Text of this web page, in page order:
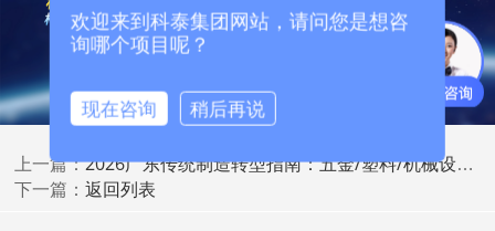
工业用地指标中予以优先统筹。投资规模较大的先进制造项
目，可纳入省级重点项目清单，实行用地指标单列保障。部
分地市对技术领先且用地集约的省级重点项目，土地出让底
价可按对应等级工业用地最低价标准的70%执行。单项冠军
企业还可优先申请入驻国有、集体产业厂房。各地市自然资
环评、能耗审批流程，推动项目尽快落地开工。
上一篇：2026广东传统制造转型指南：五金/塑料/机械设备企业技改方向，冲刺制造业单项冠军
下一篇：返回列表
欢迎来到科泰集团网站，请问您是想咨
询哪个项目呢？
现在咨询 稍后再说